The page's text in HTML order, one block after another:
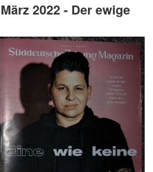
2022 - Der ewige